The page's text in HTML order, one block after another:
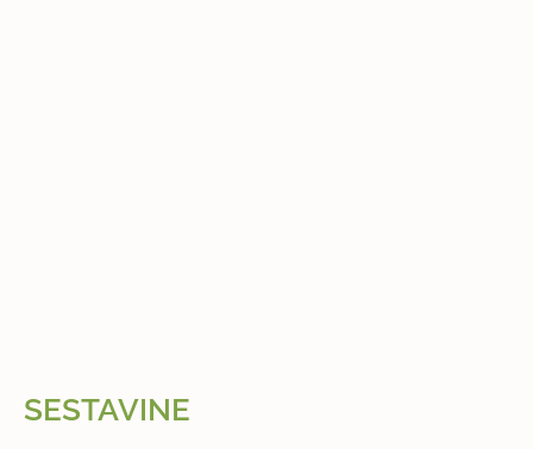
SESTAVINE